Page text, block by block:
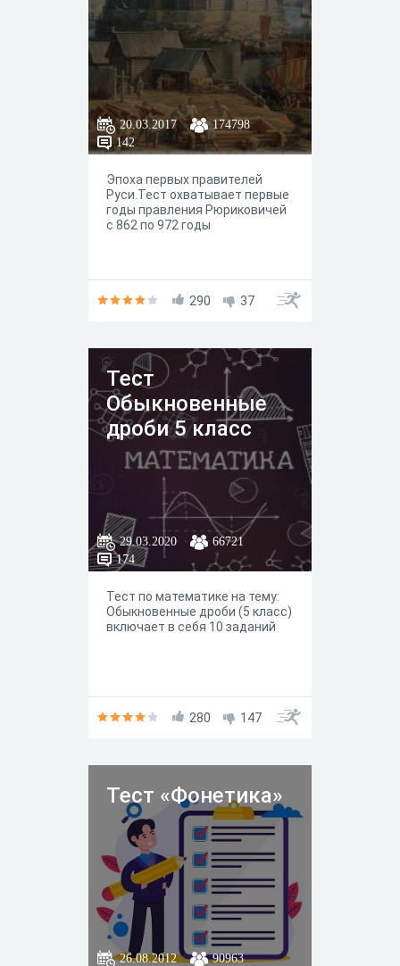
20.03.2017
174798
142
Эпоха первых правителей
Руси.Тест охватывает первые
годы правления Рюриковичей
с 862 по 972 годы
290 37
Тест
Обыкновенные
дроби 5 класс
29.03.2020
66721
174
Тест по математике на тему:
Обыкновенные дроби (5 класс)
включает в себя 10 заданий
280 147
Тест «Фонетика»
26.08.2012
90963